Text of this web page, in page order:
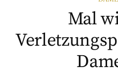
Mal